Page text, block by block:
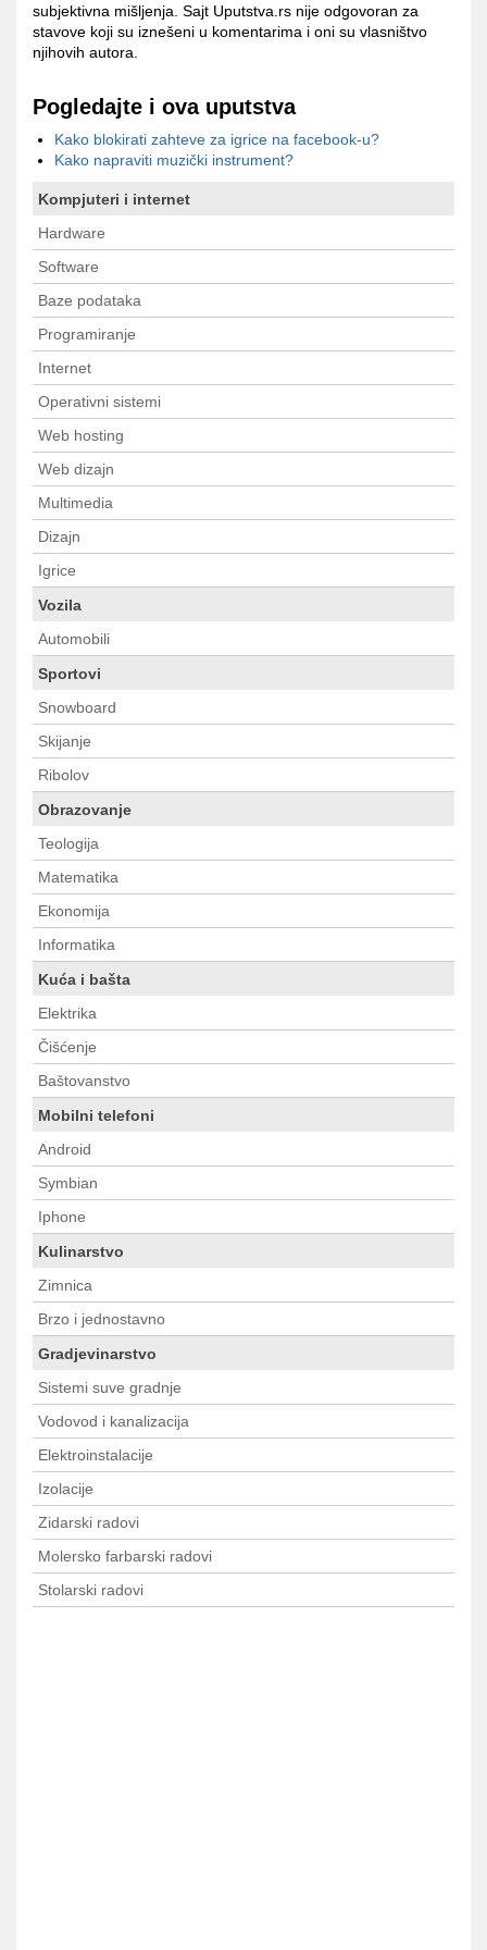
subjektivna mišljenja. Sajt Uputstva.rs nije odgovoran za
stavove koji su iznešeni u komentarima i oni su vlasništvo
njihovih autora.
Pogledajte i ova uputstva
Kako blokirati zahteve za igrice na facebook-u?
Kako napraviti muzički instrument?
Kompjuteri i internet
Hardware
Software
Baze podataka
Programiranje
Internet
Operativni sistemi
Web hosting
Web dizajn
Multimedia
Dizajn
Igrice
Vozila
Automobili
Sportovi
Snowboard
Skijanje
Ribolov
Obrazovanje
Teologija
Matematika
Ekonomija
Informatika
Kuća i bašta
Elektrika
Čišćenje
Baštovanstvo
Mobilni telefoni
Android
Symbian
Iphone
Kulinarstvo
Zimnica
Brzo i jednostavno
Gradjevinarstvo
Sistemi suve gradnje
Vodovod i kanalizacija
Elektroinstalacije
Izolacije
Zidarski radovi
Molersko farbarski radovi
Stolarski radovi